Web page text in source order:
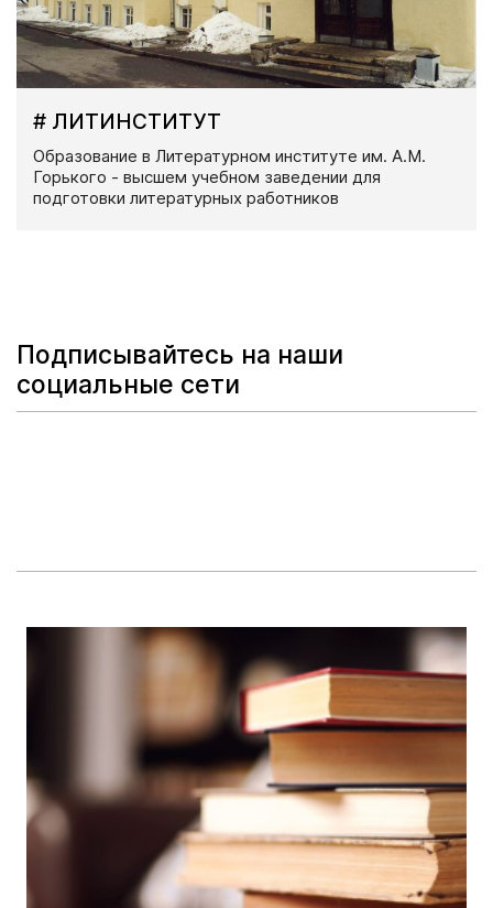
# ЛИТИНСТИТУТ
Образование в Литературном институте им. А.М.
Горького - высшем учебном заведении для
подготовки литературных работников
Подписывайтесь на наши
социальные сети